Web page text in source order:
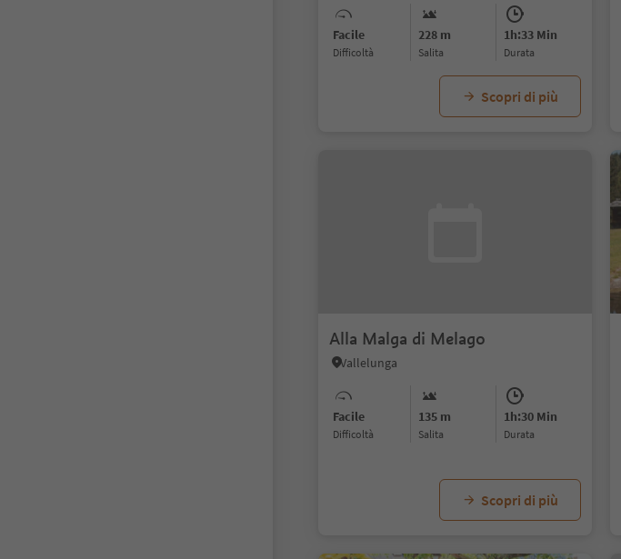
Facile
Difficoltà
228 m
Salita
1h:33 Min
durata
Scopri di più
Alla Malga di Melago
Vallelunga
Facile
Difficoltà
135 m
Salita
1h:30 Min
durata
Scopri di più